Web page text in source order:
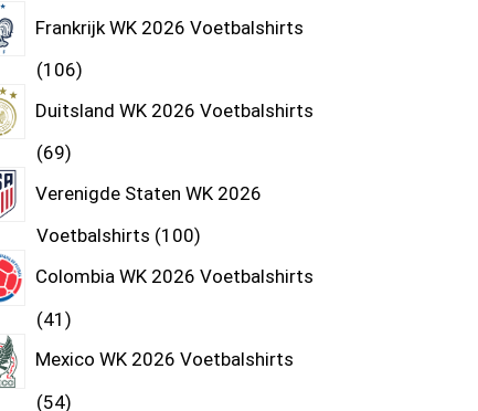
Frankrijk WK 2026 Voetbalshirts
106
Duitsland WK 2026 Voetbalshirts
69
Verenigde Staten WK 2026
Voetbalshirts 100
Colombia WK 2026 Voetbalshirts
41
Mexico WK 2026 Voetbalshirts
54